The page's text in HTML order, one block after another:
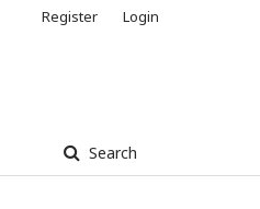
Search
Register Login